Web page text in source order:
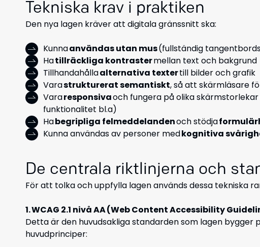
Tekniska krav i praktiken
Den nya lagen kräver att digitala gränssnitt ska:
Kunnaanvändas utan mus(fullständig
Hatillräckliga kontrastermellan text och bakgrund
Tillhandahållaalternativa textertill bilder och grafik
Varastrukturerat semantiskt, så att skärmläsare
Vararesponsivaoch fungera på olika
funktionalitet bl.a)
Habegripliga felmeddelandenoch stödja
Kunna användas av personer medkognitiva
De centrala riktlinjerna och
För att tolka och uppfylla lagen används dessa tekniska
1. WCAG 2.1 nivå AA (Web Content Accessibility
Detta är den huvudsakliga standarden som lagen bygger
huvudprinciper: